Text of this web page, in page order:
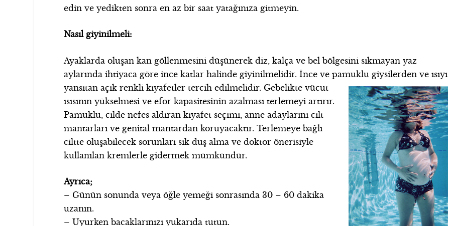
edin ve yedikten sonra en az bir saat yatağınıza gitmeyin.
Nasıl giyinilmeli:
Ayaklarda oluşan kan göllenmesini düşünerek diz, kalça ve bel bölgesini sıkmayan yaz
aylarında ihtiyaca göre ince katlar halinde giyinilmelidir. İnce ve pamuklu giysilerden ve ısıyı
yansıtan açık renkli kıyafetler tercih edilmelidir. Gebelikte vücut
ısısının yükselmesi ve efor kapasitesinin azalması terlemeyi artırır.
Pamuklu, cilde nefes aldıran kıyafet seçimi, anne adaylarını cilt
mantarları ve genital mantardan koruyacaktır. Terlemeye bağlı
ciltte oluşabilecek sorunları sık duş alma ve doktor önerisiyle
kullanılan kremlerle gidermek mümkündür.
Ayrıca;
– Günün sonunda veya öğle yemeği sonrasında 30 – 60 dakika
uzanın.
– Uyurken bacaklarınızı yukarıda tutun.